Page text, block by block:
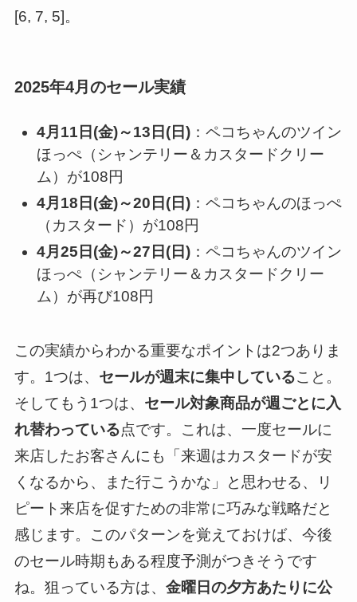
[6, 7, 5]。
2025年4月のセール実績
4月11日(金)～13日(日) ：ペコちゃんのツイン
ほっぺ（シャンテリー＆カスタードクリー
ム）が108円
4月18日(金)～20日(日) ：ペコちゃんのほっぺ
（カスタード）が108円
4月25日(金)～27日(日) ：ペコちゃんのツイン
ほっぺ（シャンテリー＆カスタードクリー
ム）が再び108円
この実績からわかる重要なポイントは2つありま
す。1つは、 セールが週末に集中していること。
そしてもう1つは、 セール対象商品が週ごとに入
れ替わっている点です。これは、一度セールに
来店したお客さんにも「来週はカスタードが安
くなるから、また行こうかな」と思わせる、リ
ピート来店を促すための非常に巧みな戦略だと
感じます。このパターンを覚えておけば、今後
のセール時期もある程度予測がつきそうです
ね。狙っている方は、 金曜日の夕方あたりに公